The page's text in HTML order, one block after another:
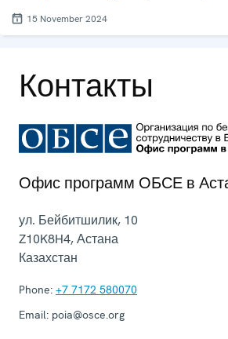
15 November 2024
Контакты
Офис программ ОБСЕ в
ул. Бейбитшилик, 10
Z10K8H4,Астана
Казахстан
Phone: +7 7172 580070
Email: poia@osce.org